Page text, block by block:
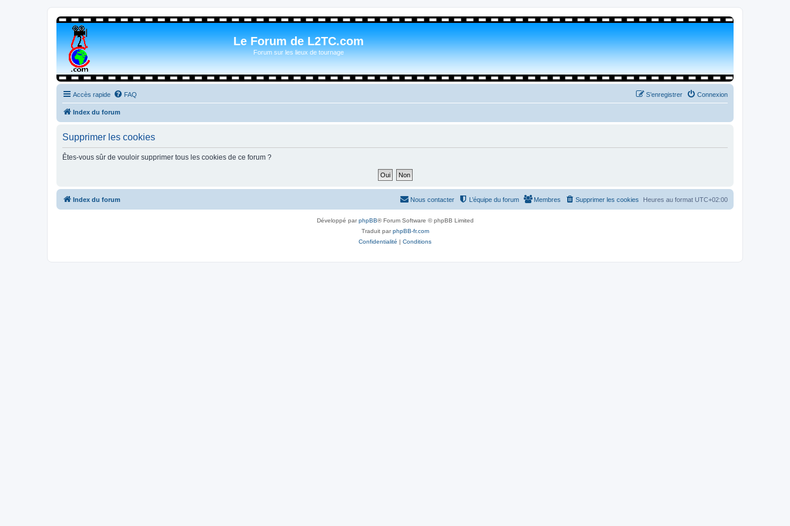
Le Forum de L2TC.com
Forum sur les lieux de tournage
Accès rapide FAQ Connexion
S’enregistrer
Index du forum
Supprimer les cookies
Êtes-vous sûr de vouloir supprimer tous les cookies de ce forum ?
Index du forum Heures au format UTC+02:00
Supprimer les cookies
Membres
L’équipe du forum
Nous contacter
Développé parphpBB® Forum Software © phpBB Limited
Traduit parphpBB-fr.com
Confidentialité | Conditions